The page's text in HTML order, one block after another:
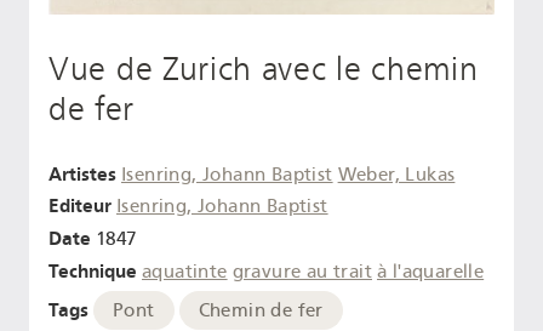
Vue de Zurich avec le chemin
de fer
Artistes Isenring, Johann Baptist Weber, Lukas
Editeur Isenring, Johann Baptist
Date 1847
Technique aquatinte gravure au trait à l'aquarelle
Tags Pont Chemin de fer